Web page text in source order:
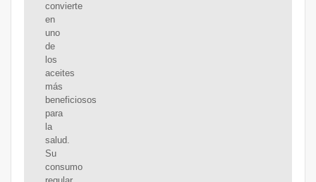
convierte
en
uno
de
los
aceites
más
beneficiosos
para
la
salud.
Su
consumo